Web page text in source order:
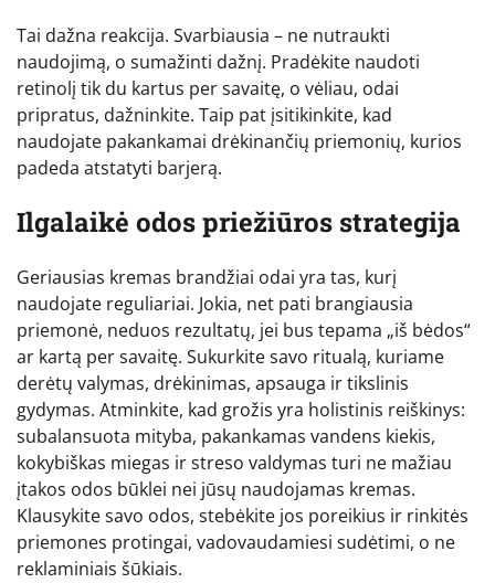
Tai dažna reakcija. Svarbiausia – ne nutraukti
naudojimą, o sumažinti dažnį. Pradėkite naudoti
retinolį tik du kartus per savaitę, o vėliau, odai
pripratus, dažninkite. Taip pat įsitikinkite, kad
naudojate pakankamai drėkinančių priemonių, kurios
padeda atstatyti barjerą.
Ilgalaikė odos priežiūros strategija
Geriausias kremas brandžiai odai yra tas, kurį
naudojate reguliariai. Jokia, net pati brangiausia
priemonė, neduos rezultatų, jei bus tepama „iš bėdos“
ar kartą per savaitę. Sukurkite savo ritualą, kuriame
derėtų valymas, drėkinimas, apsauga ir tikslinis
gydymas. Atminkite, kad grožis yra holistinis reiškinys:
subalansuota mityba, pakankamas vandens kiekis,
kokybiškas miegas ir streso valdymas turi ne mažiau
įtakos odos būklei nei jūsų naudojamas kremas.
Klausykite savo odos, stebėkite jos poreikius ir rinkitės
priemones protingai, vadovaudamiesi sudėtimi, o ne
reklaminiais šūkiais.